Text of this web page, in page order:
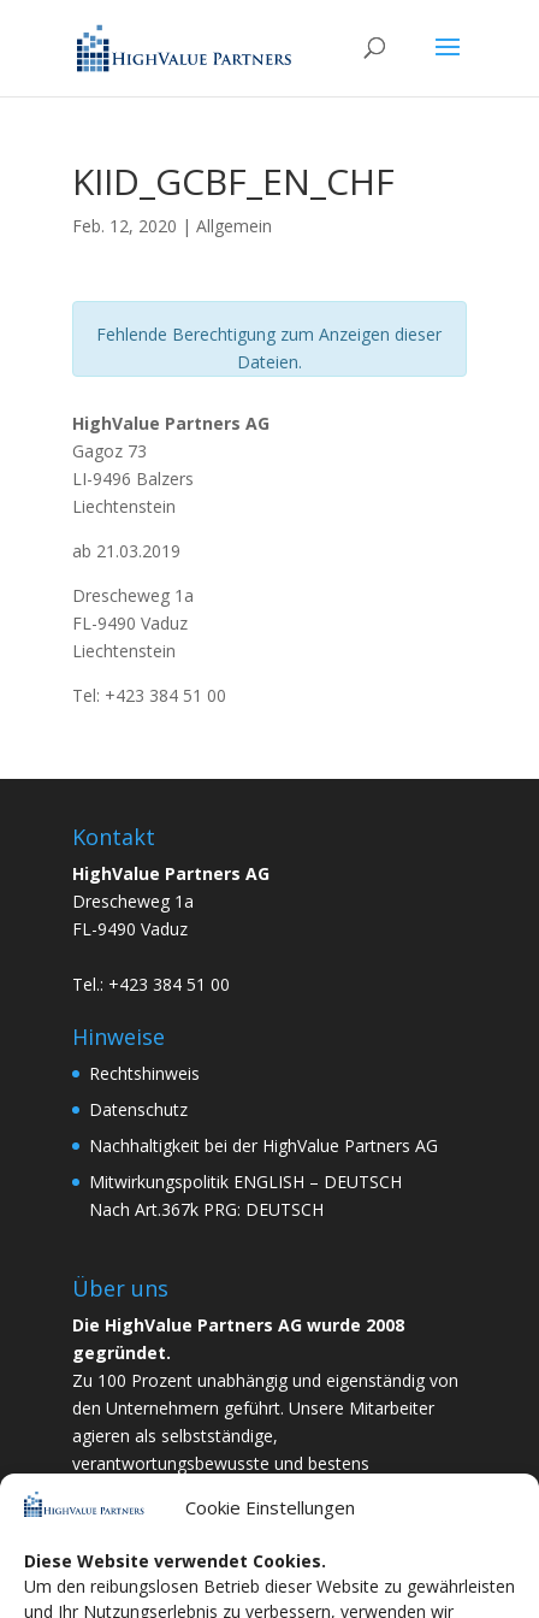
Cookie Einstellungen
Diese Website verwendet Cookies.
Um den reibungslosen Betrieb dieser Website zu gewährleisten
und Ihr Nutzungserlebnis zu verbessern, verwenden wir
KIID_GCBF_EN_CHF
Feb. 12, 2020 | Allgemein
Fehlende Berechtigung zum Anzeigen dieser
Dateien.
HighValue Partners AG
Gagoz 73
LI-9496 Balzers
Liechtenstein
ab 21.03.2019
Drescheweg 1a
FL-9490 Vaduz
Liechtenstein
Tel: +423 384 51 00
Kontakt
HighValue Partners AG
Drescheweg 1a
FL-9490 Vaduz
Tel.: +423 384 51 00
Hinweise
Rechtshinweis
Datenschutz
Nachhaltigkeit bei der HighValue Partners AG
Mitwirkungspolitik ENGLISH – DEUTSCH
Nach Art.367k PRG: DEUTSCH
Über uns
Die HighValue Partners AG wurde 2008
gegründet.
Zu 100 Prozent unabhängig und eigenständig von
den Unternehmern geführt. Unsere Mitarbeiter
agieren als selbstständige,
verantwortungsbewusste und bestens
und Zielstrebigkeit sind wir bestrebt das
HighValue Partners ist Mitglied vom:VuVL –